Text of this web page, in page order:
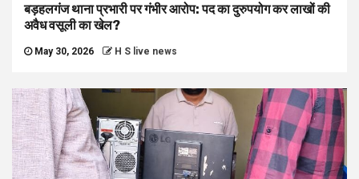
बड़हलगंज थाना प्रभारी पर गंभीर आरोप: पद का दुरुपयोग कर लाखों की
अवैध वसूली का खेल?
May 30, 2026 H S live news